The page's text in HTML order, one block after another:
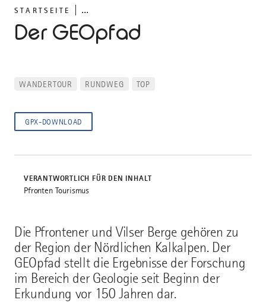
STARTSEITE ...
Der GEOpfad
Die Pfrontener und Vilser Berge gehören zu
der Region der Nördlichen Kalkalpen. Der
GEOpfad stellt die Ergebnisse der Forschung
im Bereich der Geologie seit Beginn der
Erkundung vor 150 Jahren dar.
WANDERTOUR RUNDWEG TOP
GPX-DOWNLOAD
VERANTWORTLICH FÜR DEN INHALT
Pfronten Tourismus